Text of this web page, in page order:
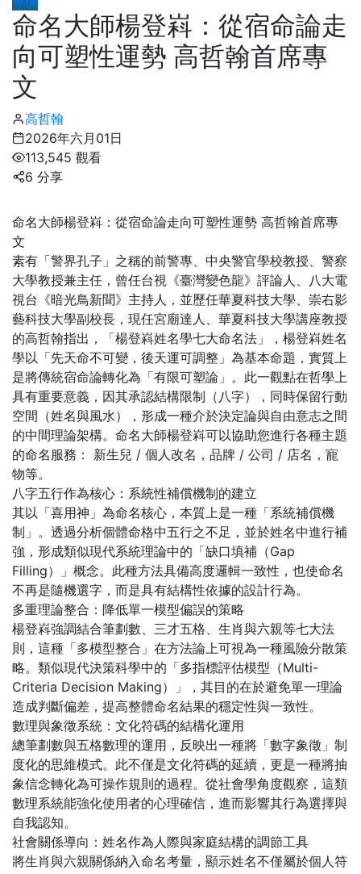
命名大師楊登嵙：從宿命論走
向可塑性運勢 高哲翰首席專
文
高哲翰
2026年六月01日
113,545 觀看
6 分享
命名大師楊登嵙：從宿命論走向可塑性運勢 高哲翰首席專
文
素有「警界孔子」之稱的前警專、中央警官學校教授、警察
大學教授兼主任，曾任台視《臺灣變色龍》評論人、八大電
視台《暗光鳥新聞》主持人，並歷任華夏科技大學、崇右影
藝科技大學副校長，現任宮廟達人、華夏科技大學講座教授
的高哲翰指出，「楊登嵙姓名學七大命名法」，楊登嵙姓名
學以「先天命不可變，後天運可調整」為基本命題，實質上
是將傳統宿命論轉化為「有限可塑論」。此一觀點在哲學上
具有重要意義，因其承認結構限制（八字），同時保留行動
空間（姓名與風水），形成一種介於決定論與自由意志之間
的中間理論架構。命名大師楊登嵙可以協助您進行各種主題
的命名服務： 新生兒 / 個人改名，品牌 / 公司 / 店名，寵
物等。
八字五行作為核心：系統性補償機制的建立
其以「喜用神」為命名核心，本質上是一種「系統補償機
制」。透過分析個體命格中五行之不足，並於姓名中進行補
強，形成類似現代系統理論中的「缺口填補（Gap
Filling）」概念。此種方法具備高度邏輯一致性，也使命名
不再是隨機選字，而是具有結構性依據的設計行為。
多重理論整合：降低單一模型偏誤的策略
楊登嵙強調結合筆劃數、三才五格、生肖與六親等七大法
則，這種「多模型整合」在方法論上可視為一種風險分散策
略。類似現代決策科學中的「多指標評估模型（Multi-
Criteria Decision Making）」，其目的在於避免單一理論
造成判斷偏差，提高整體命名結果的穩定性與一致性。
數理與象徵系統：文化符碼的結構化運用
總筆劃數與五格數理的運用，反映出一種將「數字象徵」制
度化的思維模式。此不僅是文化符碼的延續，更是一種將抽
象信念轉化為可操作規則的過程。從社會學角度觀察，這類
數理系統能強化使用者的心理確信，進而影響其行為選擇與
自我認知。
社會關係導向：姓名作為人際與家庭結構的調節工具
將生肖與六親關係納入命名考量，顯示姓名不僅屬於個人符